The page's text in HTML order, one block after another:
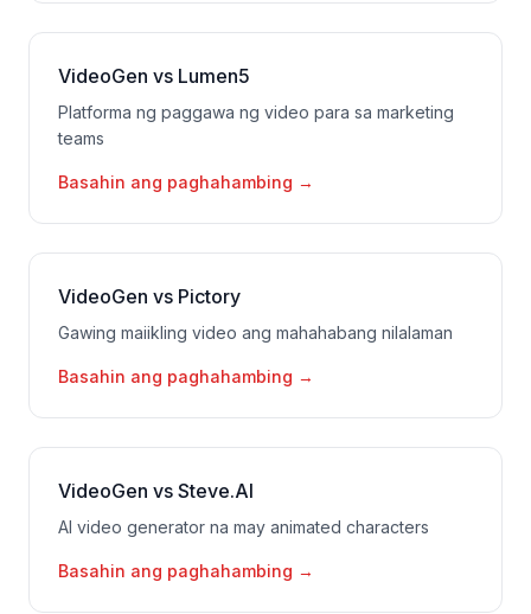
VideoGen vs Lumen5
Platforma ng paggawa ng video para sa marketing
teams
Basahin ang paghahambing →
VideoGen vs Pictory
Gawing maiikling video ang mahahabang nilalaman
Basahin ang paghahambing →
VideoGen vs Steve.AI
AI video generator na may animated characters
Basahin ang paghahambing →